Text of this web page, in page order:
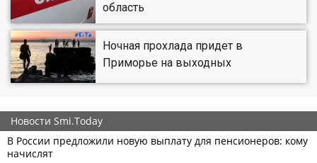
область
Ночная прохлада придет в
Приморье на выходных